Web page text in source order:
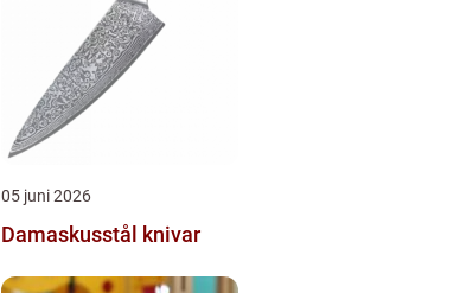
05 juni 2026
Damaskusstål knivar